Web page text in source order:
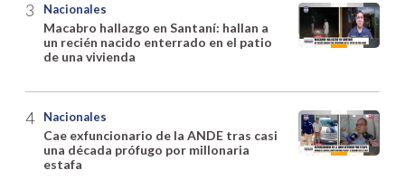
Nacionales
Macabro hallazgo en Santaní: hallan a
un recién nacido enterrado en el patio
de una vivienda
Nacionales
Cae exfuncionario de la ANDE tras casi
una década prófugo por millonaria
estafa